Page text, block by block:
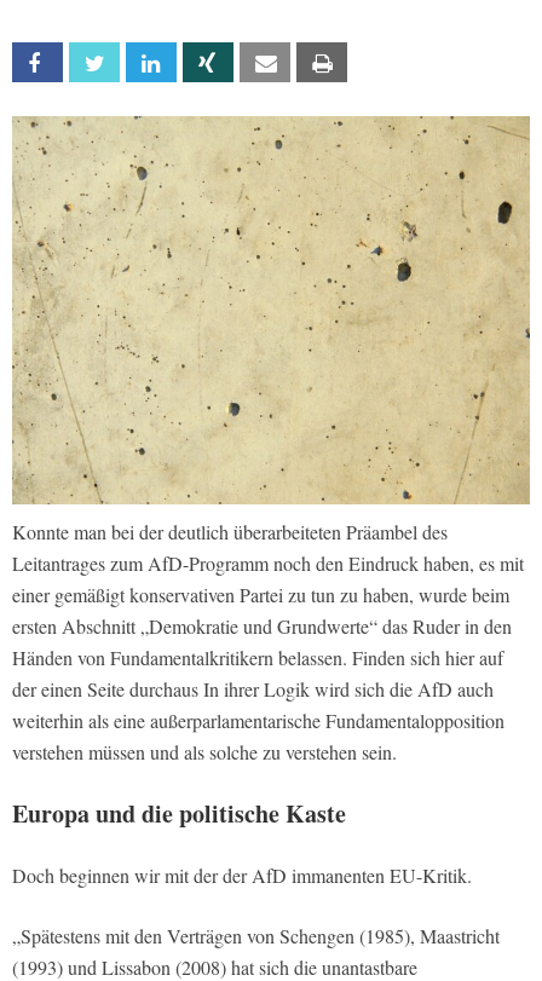
Facebook Twitter Linkedin Xing Email
Konnte man bei der deutlich überarbeiteten Präambel des
Leitantrages zum AfD-Programm noch den Eindruck haben, es mit
einer gemäßigt konservativen Partei zu tun zu haben, wurde beim
ersten Abschnitt „Demokratie und Grundwerte“ das Ruder in den
Händen von Fundamentalkritikern belassen. Finden sich hier auf
der einen Seite durchaus In ihrer Logik wird sich die AfD auch
weiterhin als eine außerparlamentarische Fundamentalopposition
verstehen müssen und als solche zu verstehen sein.
Europa und die politische Kaste
Doch beginnen wir mit der der AfD immanenten EU-Kritik.
„Spätestens mit den Verträgen von Schengen (1985), Maastricht
(1993) und Lissabon (2008) hat sich die unantastbare